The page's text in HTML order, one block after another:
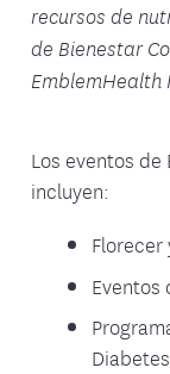
recursos de
de Bienestar
EmblemHealth
Los eventos
incluyen:
Eventos